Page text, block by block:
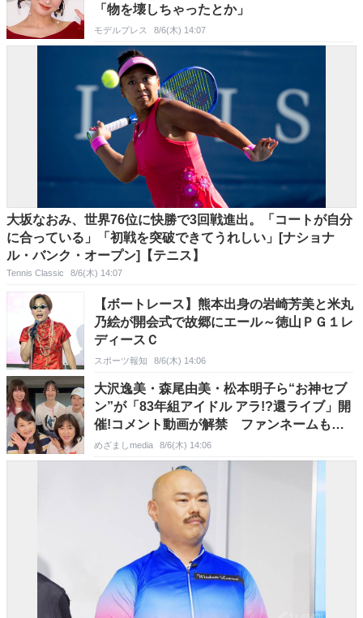
「物を壊しちゃったとか」
モデルプレス 8/6(木) 14:07
大坂なおみ、世界76位に快勝で3回戦進出。「コートが自分
に合っている」「初戦を突破できてうれしい」[ナショナ
ル・バンク・オープン]【テニス】
Tennis Classic 8/6(木) 14:07
【ボートレース】熊本出身の岩崎芳美と米丸
乃絵が開会式で故郷にエール～徳山ＰＧ１レ
ディースＣ
スポーツ報知 8/6(木) 14:06
大沢逸美・森尾由美・松本明子ら“お神セブ
ン”が「83年組アイドル アラ!?︎還ライブ」開
催!コメント動画が解禁 ファンネームも募
集「こんなおばちゃんアイドルを追いかけて
くれて嬉しい」
めざましmedia 8/6(木) 14:06